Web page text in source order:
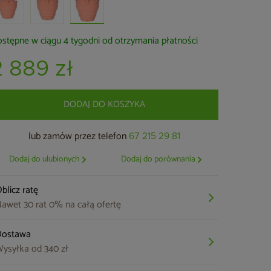
w ciągu 4 tygodni od otrzymania płatności
889 zł
DODAJ DO KOSZYKA
lub zamów przez telefon 67 215 29 81
Dodaj do ulubionych Dodaj do porównania
ratę
30 rat 0% na całą ofertę
od 340 zł